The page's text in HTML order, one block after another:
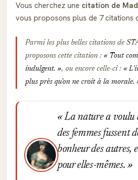
Vous cherchez une citation de
vous proposons plus de 7 citations
Parmi les plus belles citations de
proposons cette citation :
Tout
indulgent.
, ou encore celle-ci :
plus près qu'on ne croit à la morale.
La nature a voulu
des femmes fussent
bonheur des autres,
pour elles-mêmes.